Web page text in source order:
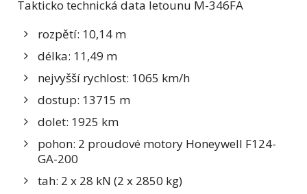
Takticko technická data letounu M-346FA
rozpětí: 10,14 m
délka: 11,49 m
nejvyšší rychlost: 1065 km/h
dostup: 13715 m
dolet: 1925 km
pohon: 2 proudové motory Honeywell F124-
GA-200
tah: 2 x 28 kN (2 x 2850 kg)